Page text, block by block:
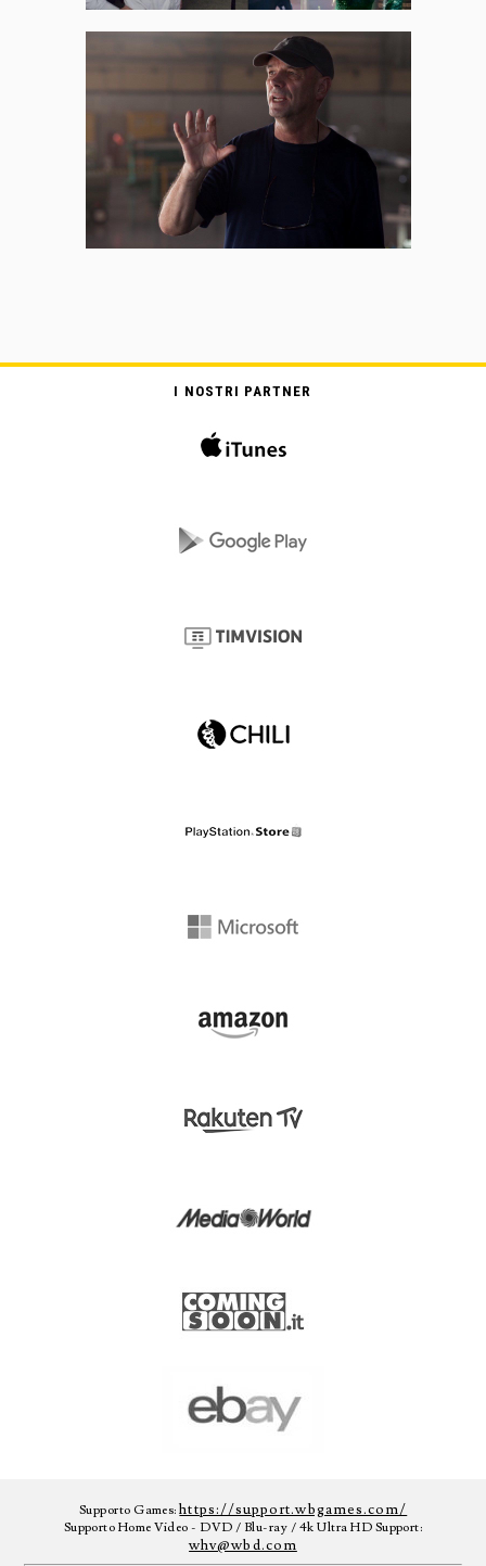
I NOSTRI PARTNER
Supporto Games:https://support.wbgames.com/
Supporto Home Video - DVD / Blu-ray / 4k Ultra HD Support:
whv@wbd.com